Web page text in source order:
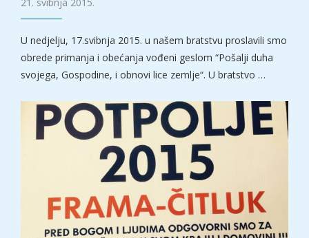
U nedjelju, 17.svibnja 2015. u našem bratstvu proslavili smo
obrede primanja i obećanja vođeni geslom “Pošalji duha
svojega, Gospodine, i obnovi lice zemlje“. U bratstvo …